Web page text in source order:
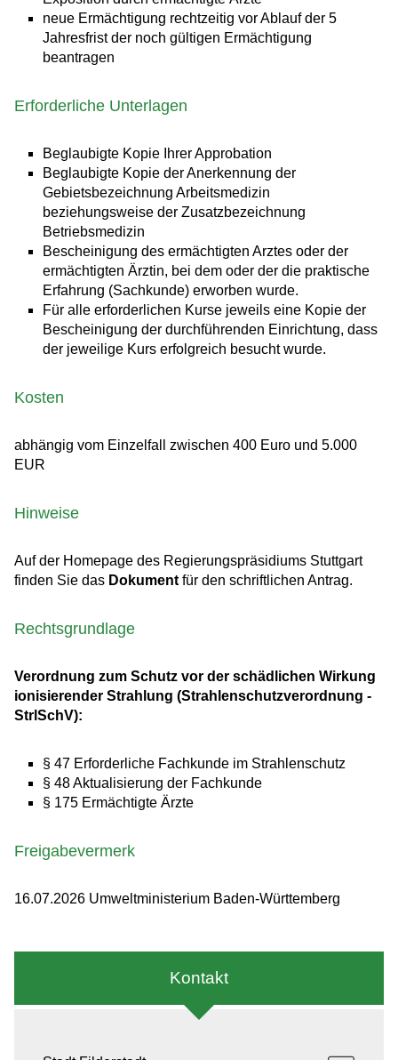
neue Ermächtigung rechtzeitig vor Ablauf der 5
Jahresfrist der noch gültigen Ermächtigung
beantragen
Erforderliche Unterlagen
Beglaubigte Kopie Ihrer Approbation
Beglaubigte Kopie der Anerkennung der
Gebietsbezeichnung Arbeitsmedizin
beziehungsweise der Zusatzbezeichnung
Betriebsmedizin
Bescheinigung des ermächtigten Arztes oder der
ermächtigten Ärztin, bei dem oder der die praktische
Erfahrung (Sachkunde) erworben wurde.
Für alle erforderlichen Kurse jeweils eine Kopie der
Bescheinigung der durchführenden Einrichtung, dass
der jeweilige Kurs erfolgreich besucht wurde.
Kosten
abhängig vom Einzelfall zwischen 400 Euro und 5.000
EUR
Hinweise
Auf der Homepage des Regierungspräsidiums Stuttgart
finden Sie das Dokument für den schriftlichen Antrag.
Rechtsgrundlage
Verordnung zum Schutz vor der schädlichen Wirkung
ionisierender Strahlung (Strahlenschutzverordnung -
StrlSchV):
§ 47 Erforderliche Fachkunde im Strahlenschutz
§ 48 Aktualisierung der Fachkunde
§ 175 Ermächtigte Ärzte
Freigabevermerk
16.07.2026 Umweltministerium Baden-Württemberg
Kontakt